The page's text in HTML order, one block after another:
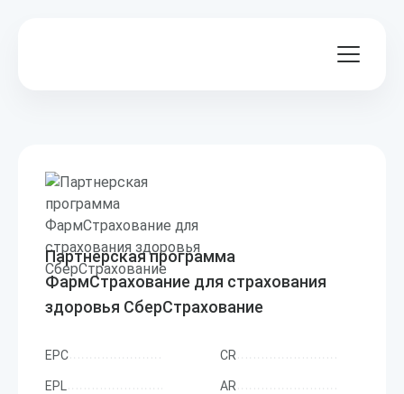
Партнерская программа
ФармСтрахование для страхования
здоровья СберСтрахование
EPC CR
EPL AR